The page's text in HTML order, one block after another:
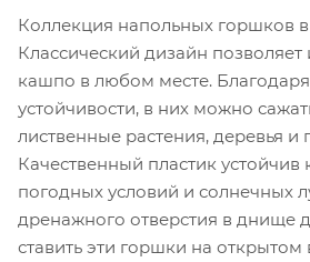
Коллекция напольных горшков
Классический дизайн позволяет
кашпо в любом месте.
устойчивости, в них можно
лиственные растения, деревья и
Качественный пластик устойчив
погодных условий и солнечных
дренажного отверстия в днище
ставить эти горшки на открытом